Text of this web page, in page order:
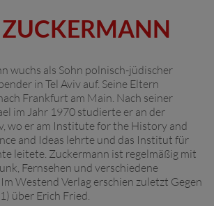
wuchs als Sohn polnisch-jüdischer
in Tel Aviv auf. Seine Eltern
Frankfurt am Main. Nach seiner
im Jahr 1970 studierte er an der
wo er am Institute for the History and
and Ideas lehrte und das Institut für
leitete. Zuckermann ist regelmäßig mit
Fernsehen und verschiedene
Westend Verlag erschien zuletzt Gegen
über Erich Fried.